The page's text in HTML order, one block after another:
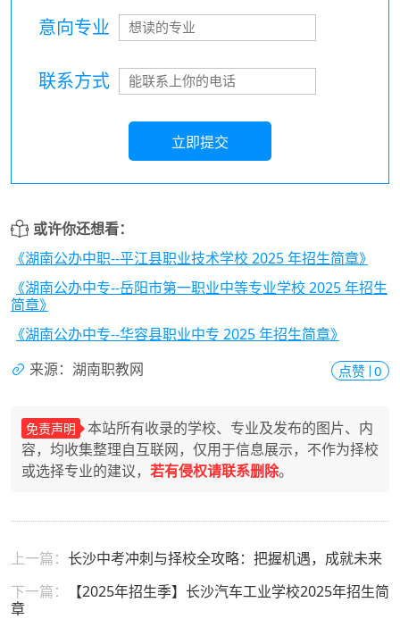
意向专业
联系方式
立即提交
或许你还想看：
《湖南公办中职--平江县职业技术学校 2025 年招生简章》
《湖南公办中专--岳阳市第一职业中等专业学校 2025 年招生
简章》
《湖南公办中专--华容县职业中专 2025 年招生简章》
来源：湖南职教网
点赞 0
免责声明
本站所有收录的学校、专业及发布的图片、内
容，均收集整理自互联网，仅用于信息展示，不作为择校
或选择专业的建议， 若有侵权请联系删除。
上一篇： 长沙中考冲刺与择校全攻略：把握机遇，成就未来
下一篇：
【2025年招生季】长沙汽车工业学校2025年招生简
章